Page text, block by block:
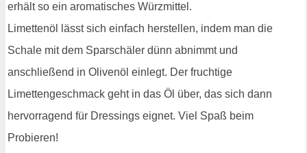
erhält so ein aromatisches Würzmittel.
Limettenöl lässt sich einfach herstellen, indem man die
Schale mit dem Sparschäler dünn abnimmt und
anschließend in Olivenöl einlegt. Der fruchtige
Limettengeschmack geht in das Öl über, das sich dann
hervorragend für Dressings eignet. Viel Spaß beim
Probieren!